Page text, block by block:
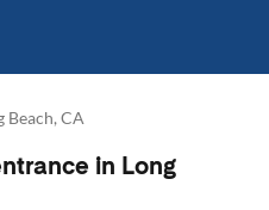
Beach, CA
in Long